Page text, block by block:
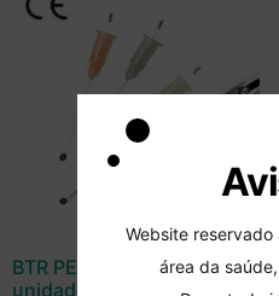
BTR PEN ponta – 5
unidades – Cerkamed
Website reservado
área da